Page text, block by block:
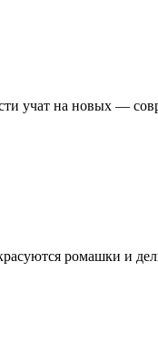
учат на новых —
ромашки и